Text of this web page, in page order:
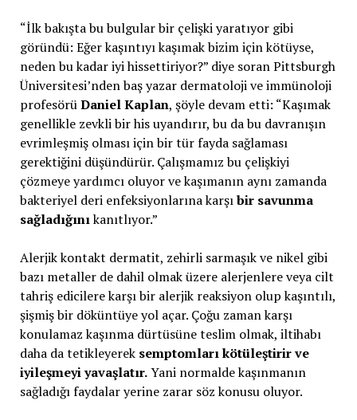
“İlk bakışta bu bulgular bir çelişki yaratıyor gibi
göründü: Eğer kaşıntıyı kaşımak bizim için kötüyse,
neden bu kadar iyi hissettiriyor?” diye soran Pittsburgh
Üniversitesi’nden baş yazar dermatoloji ve immünoloji
profesörüDaniel Kaplan, şöyle devam etti: “Kaşımak
genellikle zevkli bir his uyandırır, bu da bu davranışın
evrimleşmiş olması için bir tür fayda sağlaması
gerektiğini düşündürür. Çalışmamız bu çelişkiyi
çözmeye yardımcı oluyor ve kaşımanın aynı zamanda
bakteriyel deri enfeksiyonlarına karşıbir savunma
sağladığınıkanıtlıyor.”
Alerjik kontakt dermatit, zehirli sarmaşık ve nikel gibi
bazı metaller de dahil olmak üzere alerjenlere veya cilt
tahriş edicilere karşı bir alerjik reaksiyon olup kaşıntılı,
şişmiş bir döküntüye yol açar. Çoğu zaman karşı
konulamaz kaşınma dürtüsüne teslim olmak, iltihabı
daha da tetikleyereksemptomları kötüleştirir ve
iyileşmeyi yavaşlatır.Yani normalde kaşınmanın
sağladığı faydalar yerine zarar söz konusu oluyor.